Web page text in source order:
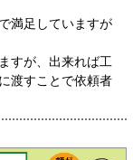
満足していますが
すが、出来れば工
渡すことで依頼者